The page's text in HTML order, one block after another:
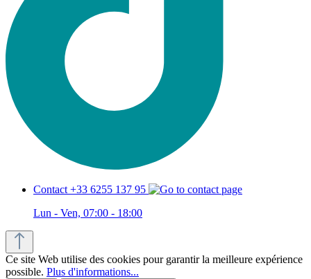
Contact +33 6255 137 95
Lun - Ven, 07:00 - 18:00
Ce site Web utilise des cookies pour garantir la meilleure expérience
possible. Plus d'informations...